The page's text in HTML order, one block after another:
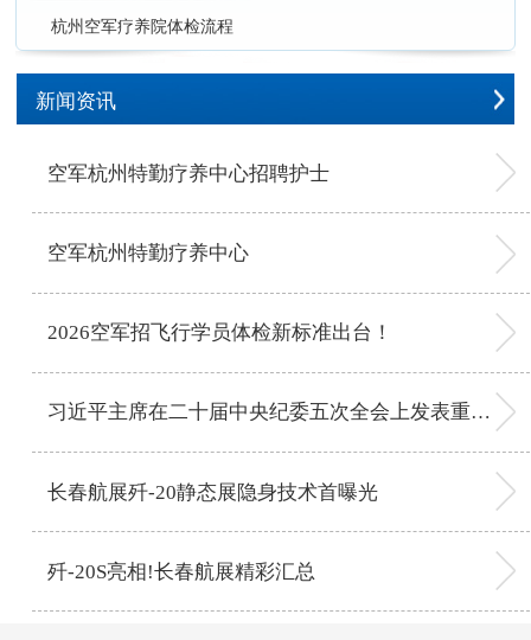
杭州空军疗养院体检流程
新闻资讯
空军杭州特勤疗养中心招聘护士
空军杭州特勤疗养中心
2026空军招飞行学员体检新标准出台！
习近平主席在二十届中央纪委五次全会上发表重要讲话
长春航展歼-20静态展隐身技术首曝光
歼-20S亮相!长春航展精彩汇总